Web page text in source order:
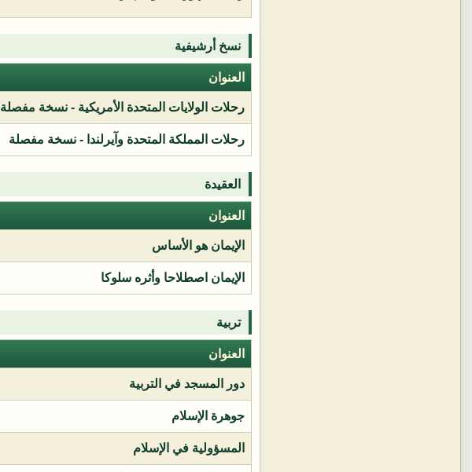
نسخ أرشيفية
العنوان
رحلات الولايات المتحدة الأمريكية - نسخة مفصلة
رحلات المملكة المتحدة وآيرلندا - نسخة مفصلة
العقيدة
العنوان
الإيمان هو الأساس
الإيمان اصطلاحا وأثره سلوكا
تربية
العنوان
دور المسجد في التربية
جوهرة الإسلام
المسؤولية في الإسلام